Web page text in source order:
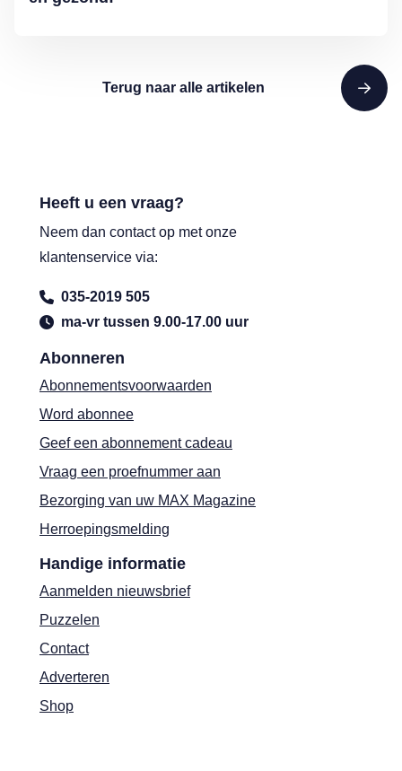
Terug naar alle artikelen
Abonneren
Abonnementsvoorwaarden
Word abonnee
Geef een abonnement cadeau
Vraag een proefnummer aan
Bezorging van uw MAX Magazine
Herroepingsmelding
Handige informatie
Aanmelden nieuwsbrief
Puzzelen
Contact
Adverteren
Shop
Heeft u een vraag?
Neem dan contact op met onze
klantenservice via:
035-2019 505
ma-vr tussen 9.00-17.00 uur